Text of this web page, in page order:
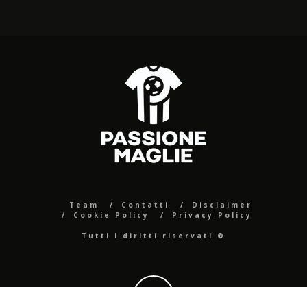
Team Contatti
Disclaimer
Cookie Policy
Privacy Policy
Tutti i diritti riservati ©